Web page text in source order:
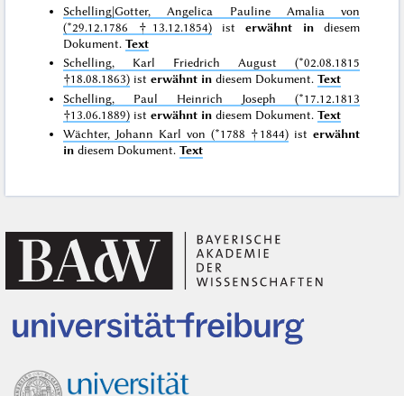
Schelling|Gotter, Angelica Pauline Amalia von
(*29.12.1786 †13.12.1854)isterwähnt indiesem
Dokument.Text
Schelling, Karl Friedrich August (*02.08.1815
†18.08.1863) isterwähnt in diesem Dokument.Text
Schelling, Paul Heinrich Joseph (*17.12.1813
†13.06.1889) isterwähnt in diesem Dokument.Text
Wächter, Johann Karl von (*1788 †1844)ist erwähnt
in diesem Dokument.Text